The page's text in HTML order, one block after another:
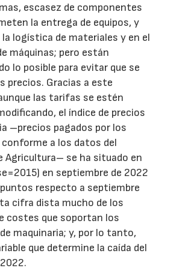
escasez de componentes
la entrega de equipos, y
logística de materiales y en el
máquinas; pero están
lo posible para evitar que se
precios. Gracias a este
las tarifas se estén
el índice de precios
–precios pagados por los
a los datos del
Agricultura– se ha situado en
en septiembre de 2022
puntos respecto a septiembre
cifra dista mucho de los
costes que soportan los
maquinaria; y, por lo tanto,
que determine la caída del